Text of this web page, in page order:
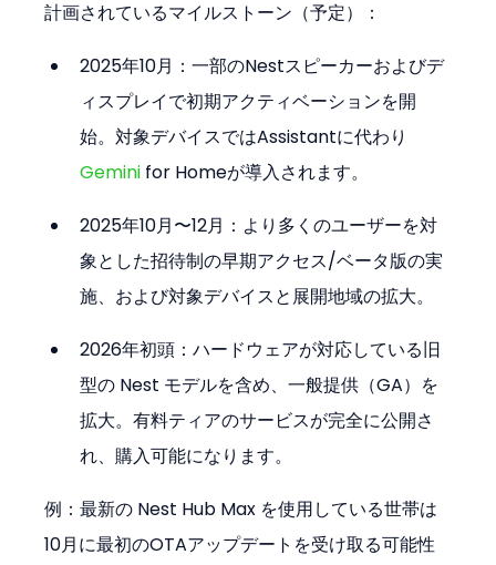
計画されているマイルストーン（予定）：
2025年10月：一部のNestスピーカーおよびデ
ィスプレイで初期アクティベーションを開
始。対象デバイスではAssistantに代わり
Gemini for Homeが導入されます。
2025年10月〜12月：より多くのユーザーを対
象とした招待制の早期アクセス/ベータ版の実
施、および対象デバイスと展開地域の拡大。
2026年初頭：ハードウェアが対応している旧
型の Nest モデルを含め、一般提供（GA）を
拡大。有料ティアのサービスが完全に公開さ
れ、購入可能になります。
例：最新の Nest Hub Max を使用している世帯は
10月に最初のOTAアップデートを受け取る可能性